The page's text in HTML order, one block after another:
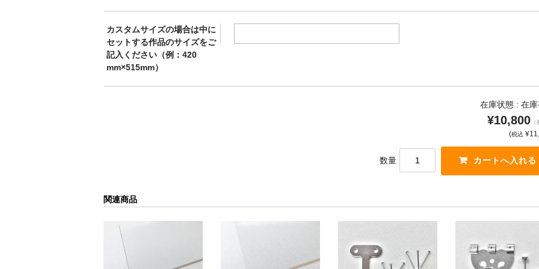
カスタムサイズの場合は中に
セットする作品のサイズをご
記入ください（例：420
mm×515mm）
在庫状態 : 在
¥10,800
(税込
数量
関連商品